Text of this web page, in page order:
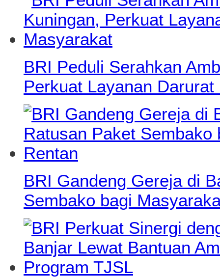
BRI Peduli Serahkan
Perkuat Layanan
BRI Gandeng Gereja di
Sembako bagi